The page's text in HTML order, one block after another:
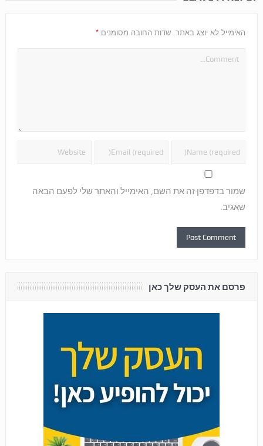
האימייל לא יוצג באתר. שדות החובה מסומנים *
שמור בדפדפן זה את השם, האימייל והאתר שלי לפעם הבאה
שאגיב.
פרסם את העסק שלך כאן